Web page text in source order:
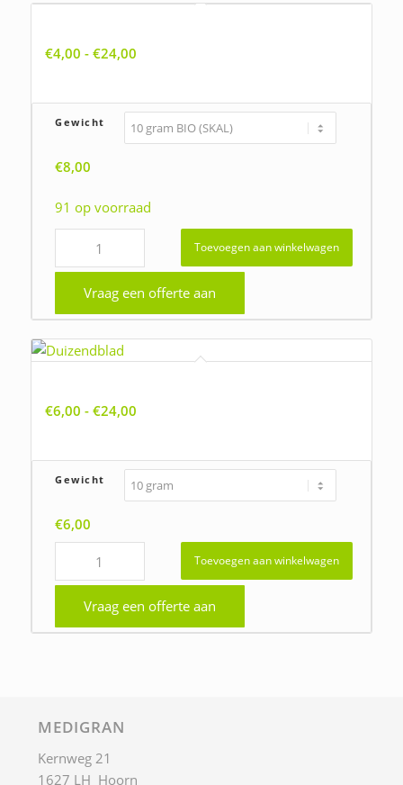
€4,00 - €24,00
€24,00
Gewicht
€8,00
91 op voorraad
Toevoegen aan winkelwagen
Vraag een offerte aan
€6,00 - €24,00
€24,00
Gewicht
€6,00
Toevoegen aan winkelwagen
Vraag een offerte aan
MEDIGRAN
Kernweg 21
1627 LH Hoorn